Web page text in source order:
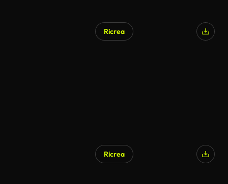
Ricrea
Ricrea